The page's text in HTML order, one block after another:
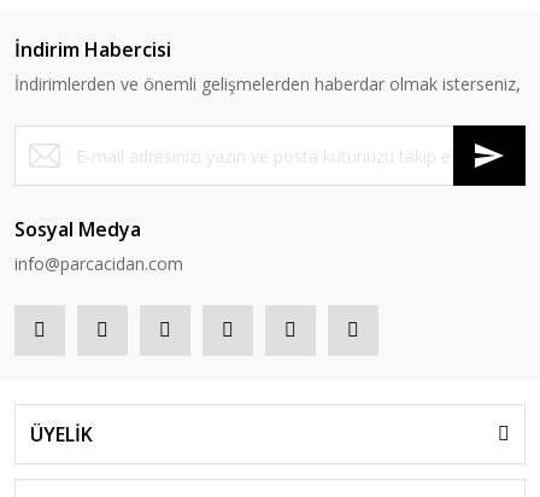
İndirim Habercisi
İndirimlerden ve önemli gelişmelerden haberdar olmak isterseniz,
Sosyal Medya
info@parcacidan.com
ÜYELİK